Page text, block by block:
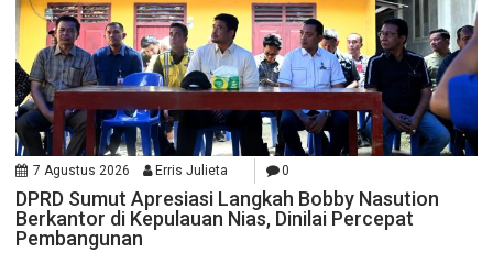
7 Agustus 2026 Erris Julieta 0
DPRD Sumut Apresiasi Langkah Bobby Nasution
Berkantor di Kepulauan Nias, Dinilai Percepat
Pembangunan